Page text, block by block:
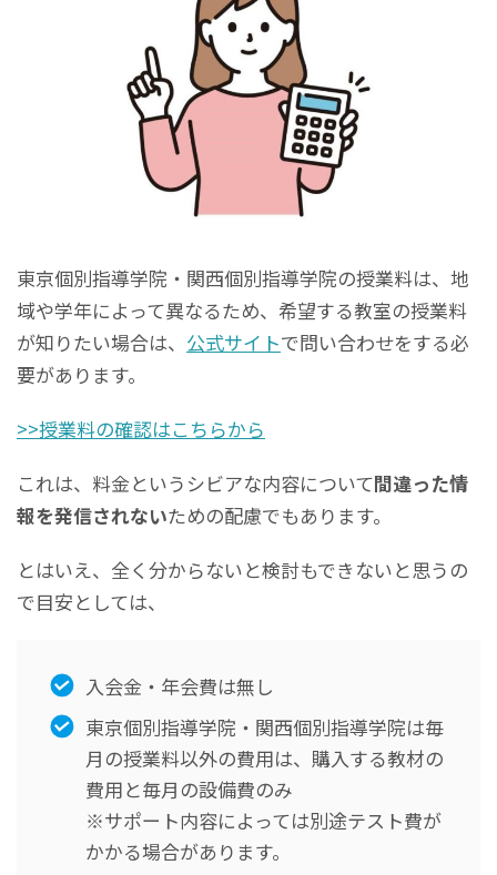
東京個別指導学院・関西個別指導学院の授業料は、地
域や学年によって異なるため、希望する教室の授業料
が知りたい場合は、 公式サイトで問い合わせをする必
要があります。
>>授業料の確認はこちらから
これは、料金というシビアな内容について間違った情
報を発信されないための配慮でもあります。
とはいえ、全く分からないと検討もできないと思うの
で目安としては、
入会金・年会費は無し
東京個別指導学院・関西個別指導学院は毎
月の授業料以外の費用は、購入する教材の
費用と毎月の設備費のみ
※サポート内容によっては別途テスト費が
かかる場合があります。